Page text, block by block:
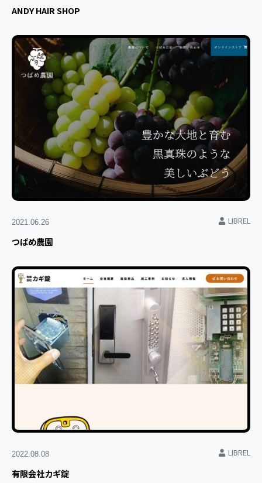
ANDY HAIR SHOP
2021.06.26 LIBREL
つばめ農園
2022.08.08 LIBREL
有限会社カギ錠